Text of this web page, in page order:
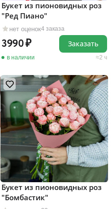
нет оценок4 заказа
Букет из пионовидных роз
"Ред Пиано"
3990
в наличии 2 ч
Заказать
Букет из пионовидных роз
"Бомбастик"